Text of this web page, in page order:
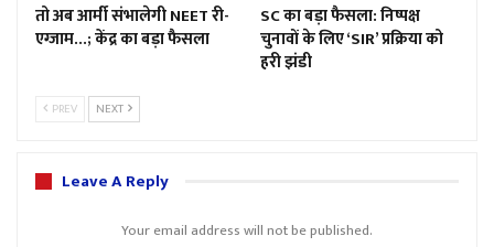
तो अब आर्मी संभालेगी NEET री-
एग्जाम…; केंद्र का बड़ा फैसला
SC का बड़ा फैसला: निष्पक्ष
चुनावों के लिए ‘SIR’ प्रक्रिया को
हरी झंडी
PREV NEXT
Leave A Reply
Your email address will not be published.